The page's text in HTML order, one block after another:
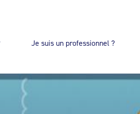
Je suis un professionnel ?